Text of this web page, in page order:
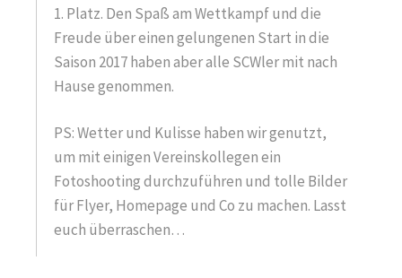
1. Platz. Den Spaß am Wettkampf und die
Freude über einen gelungenen Start in die
Saison 2017 haben aber alle SCWler mit nach
Hause genommen.
PS: Wetter und Kulisse haben wir genutzt,
um mit einigen Vereinskollegen ein
Fotoshooting durchzuführen und tolle Bilder
für Flyer, Homepage und Co zu machen. Lasst
euch überraschen…